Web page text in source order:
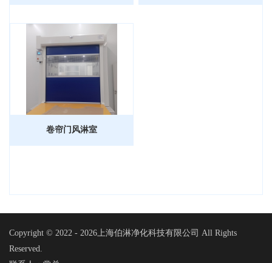
卷帘门风淋室
Copyright © 2022 - 2026上海伯淋净化科技有限公司 All Rights
Reserved.